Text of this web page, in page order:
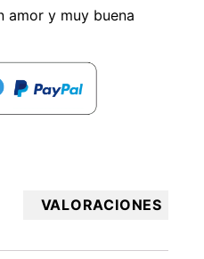
amor y muy buena
VALORACIONES